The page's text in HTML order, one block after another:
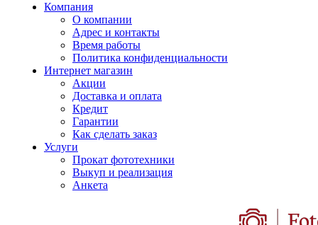
Компания
О компании
Адрес и контакты
Время работы
Политика конфиденциальности
Интернет магазин
Акции
Доставка и оплата
Кредит
Гарантии
Как сделать заказ
Услуги
Прокат фототехники
Выкуп и реализация
Анкета